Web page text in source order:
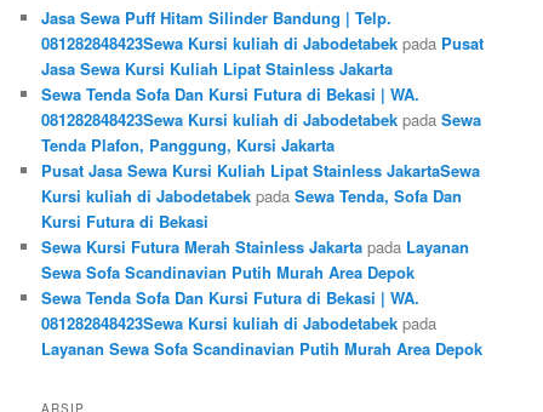
Jasa Sewa Puff Hitam Silinder Bandung | Telp.
081282848423Sewa Kursi kuliah di Jabodetabek pada Pusat
Jasa Sewa Kursi Kuliah Lipat Stainless Jakarta
Sewa Tenda Sofa Dan Kursi Futura di Bekasi | WA.
081282848423Sewa Kursi kuliah di Jabodetabek padaSewa
Tenda Plafon, Panggung, Kursi Jakarta
Pusat Jasa Sewa Kursi Kuliah Lipat Stainless JakartaSewa
Kursi kuliah di Jabodetabek padaSewa Tenda, Sofa Dan
Kursi Futura di Bekasi
Sewa Kursi Futura Merah Stainless Jakarta pada Layanan
Sewa Sofa Scandinavian Putih Murah Area Depok
Sewa Tenda Sofa Dan Kursi Futura di Bekasi | WA.
081282848423Sewa Kursi kuliah di Jabodetabek pada
Layanan Sewa Sofa Scandinavian Putih Murah Area Depok